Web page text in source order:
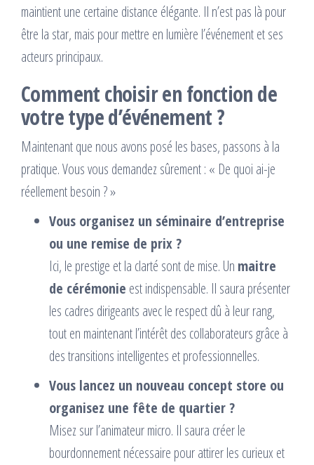
maintient une certaine distance élégante. Il n’est pas là pour
être la star, mais pour mettre en lumière l’événement et ses
acteurs principaux.
Comment choisir en fonction de
votre type d’événement ?
Maintenant que nous avons posé les bases, passons à la
pratique. Vous vous demandez sûrement : « De quoi ai-je
réellement besoin ? »
Vous organisez un séminaire d’entreprise
ou une remise de prix ?
Ici, le prestige et la clarté sont de mise. Un maitre
de cérémonie est indispensable. Il saura présenter
les cadres dirigeants avec le respect dû à leur rang,
tout en maintenant l’intérêt des collaborateurs grâce à
des transitions intelligentes et professionnelles.
Vous lancez un nouveau concept store ou
organisez une fête de quartier ?
Misez sur l’animateur micro. Il saura créer le
bourdonnement nécessaire pour attirer les curieux et